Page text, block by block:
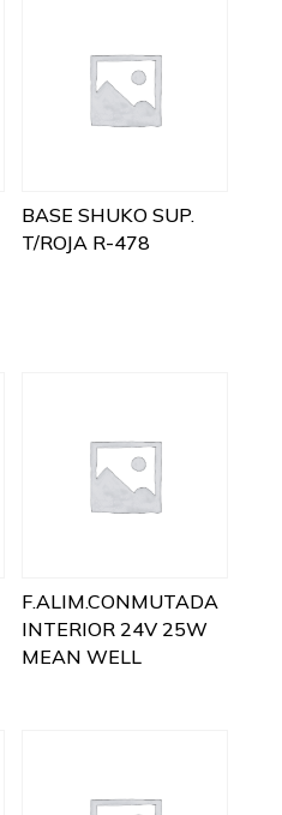
BASE SHUKO SUP.
T/ROJA R-478
F.ALIM.CONMUTADA
INTERIOR 24V 25W
MEAN WELL